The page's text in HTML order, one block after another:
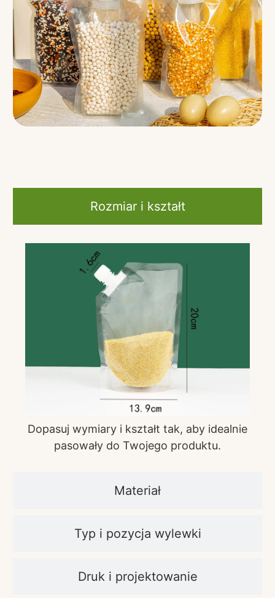
Rozmiar i kształt
Materiał
Typ i pozycja wylewki
Druk i projektowanie
Dopasuj wymiary i kształt tak, aby idealnie
pasowały do Twojego produktu.